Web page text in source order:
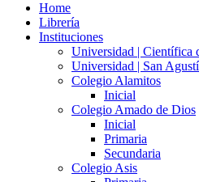
Home
Librería
Instituciones
Universidad | Científica
Universidad | San
Colegio Alamitos
Inicial
Colegio Amado de Dios
Inicial
Primaria
Secundaria
Colegio Asis